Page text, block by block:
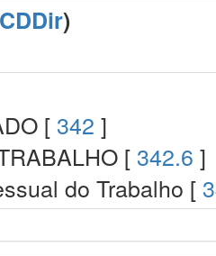
CDDir)
[ 342 ]
[ 342.6 ]
do Trabalho [